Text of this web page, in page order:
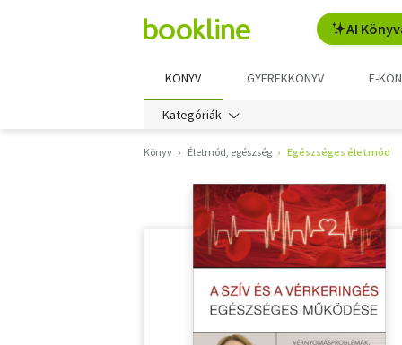
AI
KÖNYV GYEREKKÖNYV E-
Kategóriák
Könyv Életmód, egészség Egészséges életmód